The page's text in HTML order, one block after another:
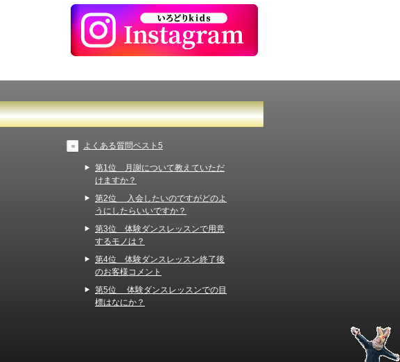
よくある質問ベスト5
第1位 月謝について教えていただ
けますか？
第2位 入会したいのですがどのよ
うにしたらいいですか？
第3位 体験ダンスレッスンで用意
するモノは？
第4位 体験ダンスレッスン終了後
のお客様コメント
第5位 体験ダンスレッスンでの目
標はなにか？